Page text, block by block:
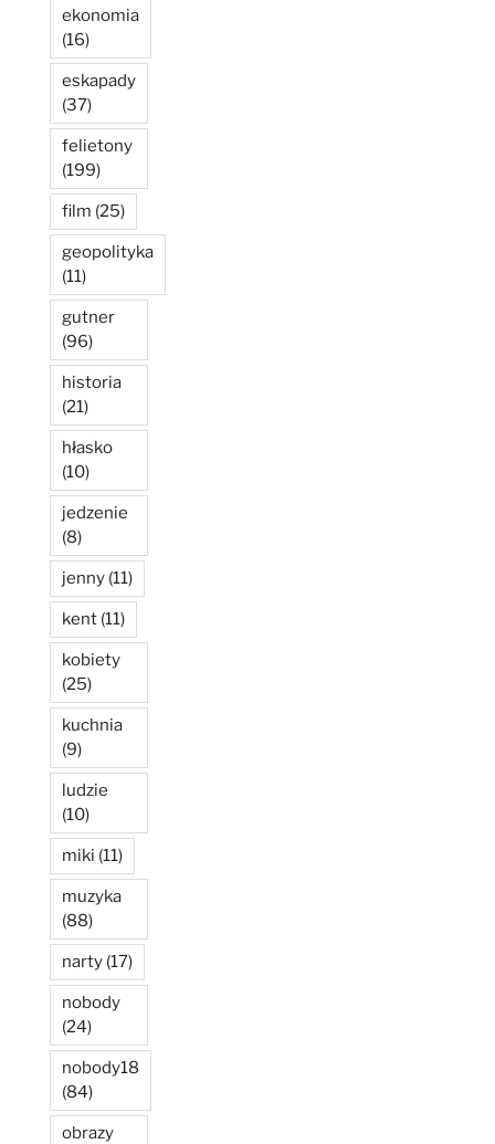
ekonomia
(16)
eskapady
(37)
felietony
(199)
film (25)
geopolityka
(11)
gutner
(96)
historia
(21)
hłasko
(10)
jedzenie
(8)
jenny (11)
kent (11)
kobiety
(25)
kuchnia
(9)
ludzie
(10)
miki (11)
muzyka
(88)
narty (17)
nobody
(24)
nobody18
(84)
obrazy